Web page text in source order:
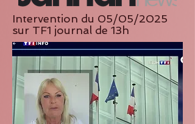
Intervention du 05/05/2025
sur TF1 journal de 13h